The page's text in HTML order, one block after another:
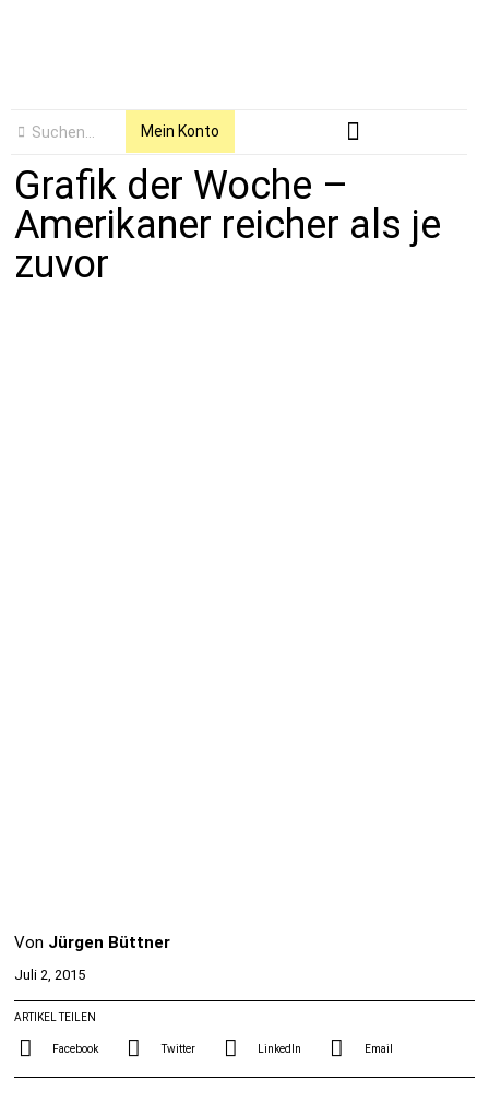
Mein Konto
Grafik der Woche –
Amerikaner reicher als je
zuvor
Von Jürgen Büttner
Juli 2, 2015
ARTIKEL TEILEN
Facebook Twitter LinkedIn Email